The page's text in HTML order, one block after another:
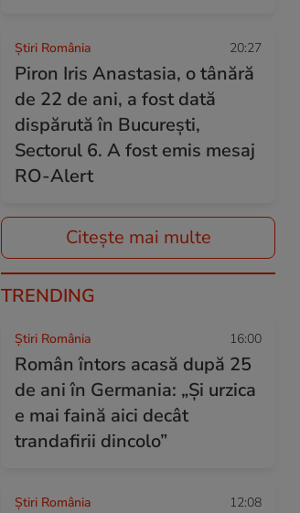
Știri România 20:27
Piron Iris Anastasia, o tânără
de 22 de ani, a fost dată
dispărută în București,
Sectorul 6. A fost emis mesaj
RO-Alert
Citește mai multe
TRENDING
Știri România 16:00
Român întors acasă după 25
de ani în Germania: „Și urzica
e mai faină aici decât
trandafirii dincolo”
Știri România 12:08